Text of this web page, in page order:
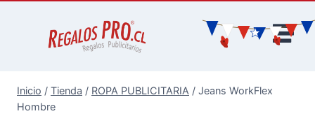
Inicio / Tienda / ROPA PUBLICITARIA / Jeans WorkFlex
Hombre